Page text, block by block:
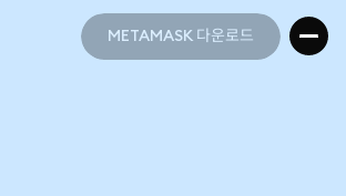
METAMASK 다운로드